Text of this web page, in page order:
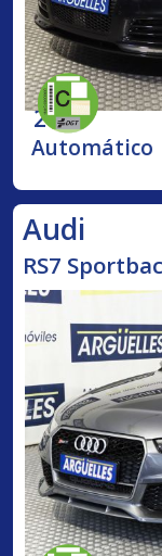
2009
Automático
Audi
RS7